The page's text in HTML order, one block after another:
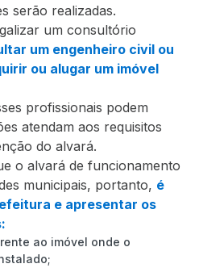
serão realizadas.
um consultório
um engenheiro civil ou
ou alugar um imóvel
profissionais podem
atendam aos requisitos
do alvará.
o alvará de funcionamento
municipais, portanto, é
e apresentar os
ao imóvel onde o